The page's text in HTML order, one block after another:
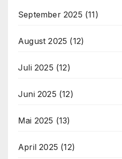
September 2025 (11)
August 2025 (12)
Juli 2025 (12)
Juni 2025 (12)
Mai 2025 (13)
April 2025 (12)